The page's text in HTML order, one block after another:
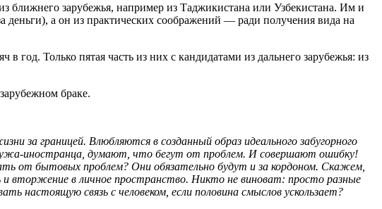
ближнего зарубежья, например из Таджикистана или Узбекистана. Им и
деньги), а он из практических соображений — ради получения вида на
год. Только пятая часть из них с кандидатами из дальнего зарубежья: из
браке.
за границей. Влюбляются в созданный образ идеального забугорного
иностранца, думают, что бегут от проблем. И совершают ошибку!
от бытовых проблем? Они обязательно будут и за кордоном. Скажем,
вторжение в личное пространство. Никто не виноват: просто разные
настоящую связь с человеком, если половина смыслов ускользает?